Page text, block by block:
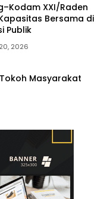
XXI/Raden
Bersama di
Publik
2026
Masyarakat